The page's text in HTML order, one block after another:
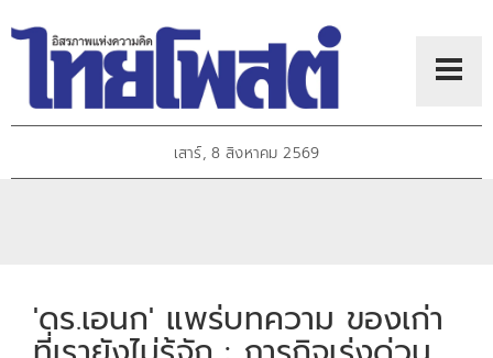
เสาร์, 8 สิงหาคม 2569
'ดร.เอนก' แพร่บทความ ของเก่า